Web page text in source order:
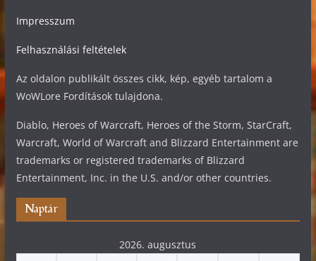
Impresszum
Felhasználási feltételek
Az oldalon publikált összes cikk, kép, egyéb tartalom a
WoWLore Fordítások tulajdona.
Diablo, Heroes of Warcraft, Heroes of the Storm, StarCraft,
Warcraft, World of Warcraft and Blizzard Entertainment are
trademarks or registered trademarks of Blizzard
Entertainment, Inc. in the U.S. and/or other countries.
Naptár
2026. augusztus